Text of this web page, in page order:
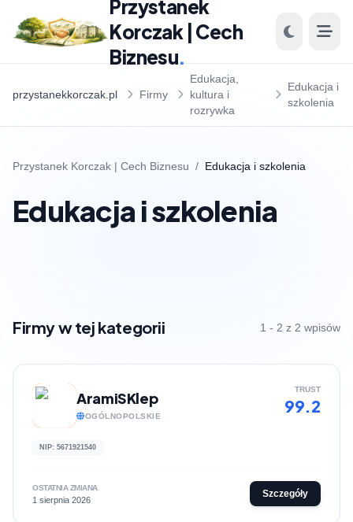
Przystanek
Korczak | Cech
Biznesu.
przystanekkorczak.pl Firmy
Edukacja,
kultura i
rozrywka
Edukacja i
szkolenia
Przystanek Korczak | Cech Biznesu / Edukacja i szkolenia
Edukacja i szkolenia
Firmy w tej kategorii 1 - 2 z 2 wpisów
AramiSKlep
OGÓLNOPOLSKIE
TRUST
99.2
NIP: 5671921540
OSTATNIA ZMIANA
1 sierpnia 2026
Szczegóły